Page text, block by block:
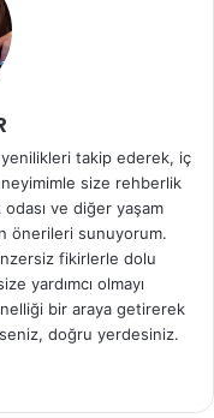
takip ederek, iç
size rehberlik
ve diğer yaşam
önerileri sunuyorum.
fikirlerle dolu
yardımcı olmayı
bir araya getirerek
doğru yerdesiniz.